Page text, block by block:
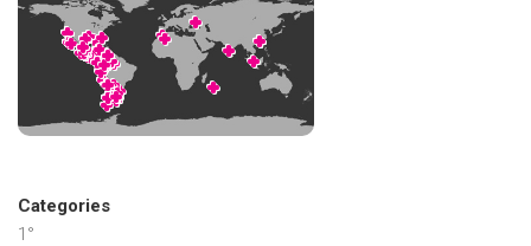
Categories
1°